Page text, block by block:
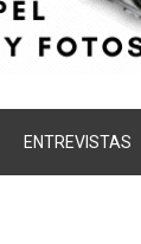
ENTREVISTAS